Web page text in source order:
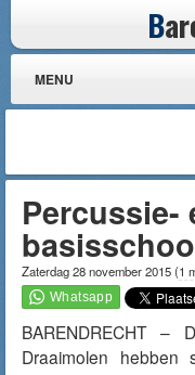
B
MENU
Percussie-
Zaterdag 28 november 2015(1
BARENDRECHT –
Draaimolen